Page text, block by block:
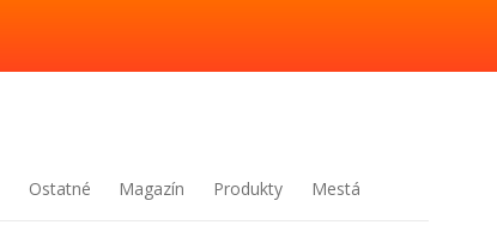
Ostatné Magazín Produkty Mestá